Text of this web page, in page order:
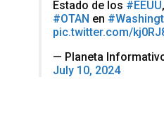
Estado de los #EEUU
#OTAN en
pic.twitter.com/
— Planeta
July 10, 2024